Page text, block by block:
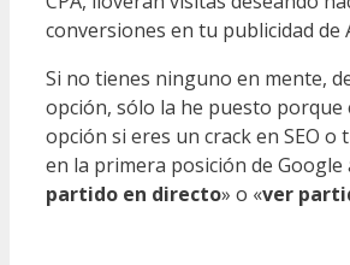
conversiones en tu publicidad de
Si no tienes ninguno en mente,
opción, sólo la he puesto porque
opción si eres un crack en SEO o
en la primera posición de Google
partido en directo» o «ver